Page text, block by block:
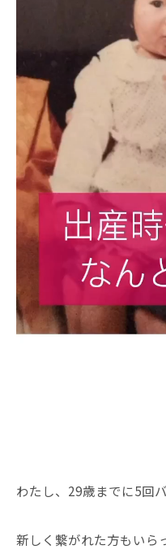
わたし、29歳までに5回
新しく繋がれた方もいら